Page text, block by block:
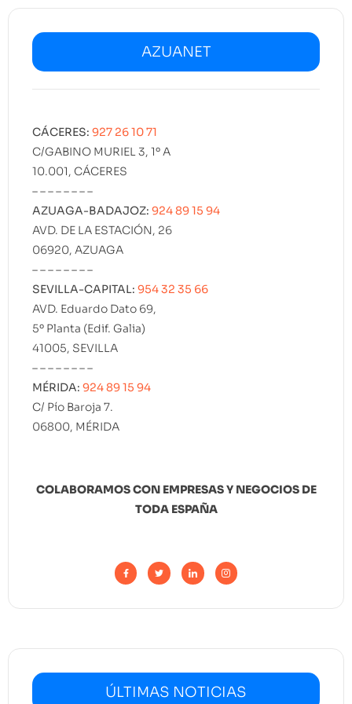
AZUANET
CÁCERES: 927 26 10 71
C/GABINO MURIEL 3, 1º A
10.001, CÁCERES
– – – – – – – –
AZUAGA-BADAJOZ: 924 89 15 94
AVD. DE LA ESTACIÓN, 26
06920, AZUAGA
– – – – – – – –
SEVILLA-CAPITAL: 954 32 35 66
AVD. Eduardo Dato 69,
5º Planta (Edif. Galia)
41005, SEVILLA
– – – – – – – –
MÉRIDA: 924 89 15 94
C/ Pío Baroja 7.
06800, MÉRIDA
COLABORAMOS CON EMPRESAS Y NEGOCIOS DE
TODA ESPAÑA
ÚLTIMAS NOTICIAS